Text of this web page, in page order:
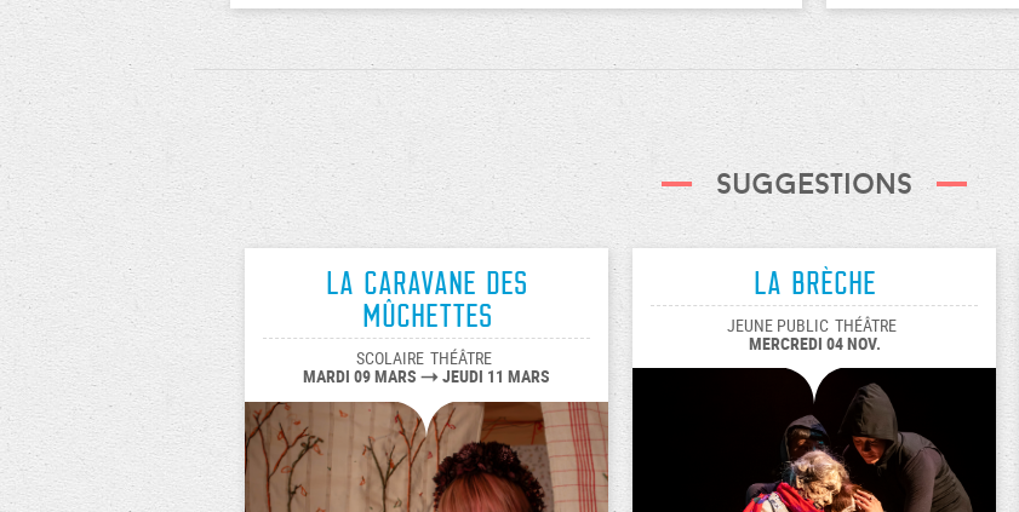
Suggestions
La caravane des
Mûchettes
SCOLAIRE THÉÂTRE
MARDI 09 MARS JEUDI 11 MARS
La Brèche
JEUNE PUBLIC THÉÂTRE
MERCREDI 04 NOV.